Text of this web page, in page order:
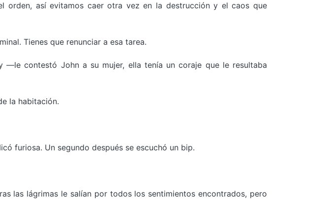
orden, así evitamos caer otra vez en la destrucción y el caos que
Tienes que renunciar a esa tarea.
contestó John a su mujer, ella tenía un coraje que le resultaba
la habitación.
furiosa. Un segundo después se escuchó un bip.
las lágrimas le salían por todos los sentimientos encontrados, pero